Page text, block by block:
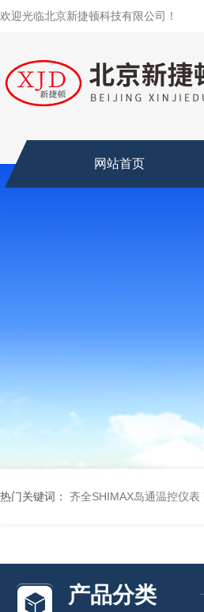
欢迎光临北京新捷顿科技有限公司！
网站首页
热门关键词： 齐全SHIMAX岛通温控仪表
产品分类